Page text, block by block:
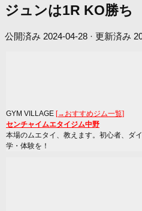
ジュンは1R KO勝ち
公開済み 2024-04-28 · 更新済み
GYM VILLAGE [→おすすめジム一覧]
センチャイムエタイジム中野
本場のムエタイ、教えます。初心者、ダ
学・体験を！